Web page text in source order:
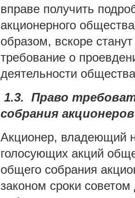
вправе получить
акционерного
образом, вскоре
требование о
деятельности
1.3. Право
собрания акционеров
Акционер, владеющий
голосующих акций
общего собрания
законом сроки